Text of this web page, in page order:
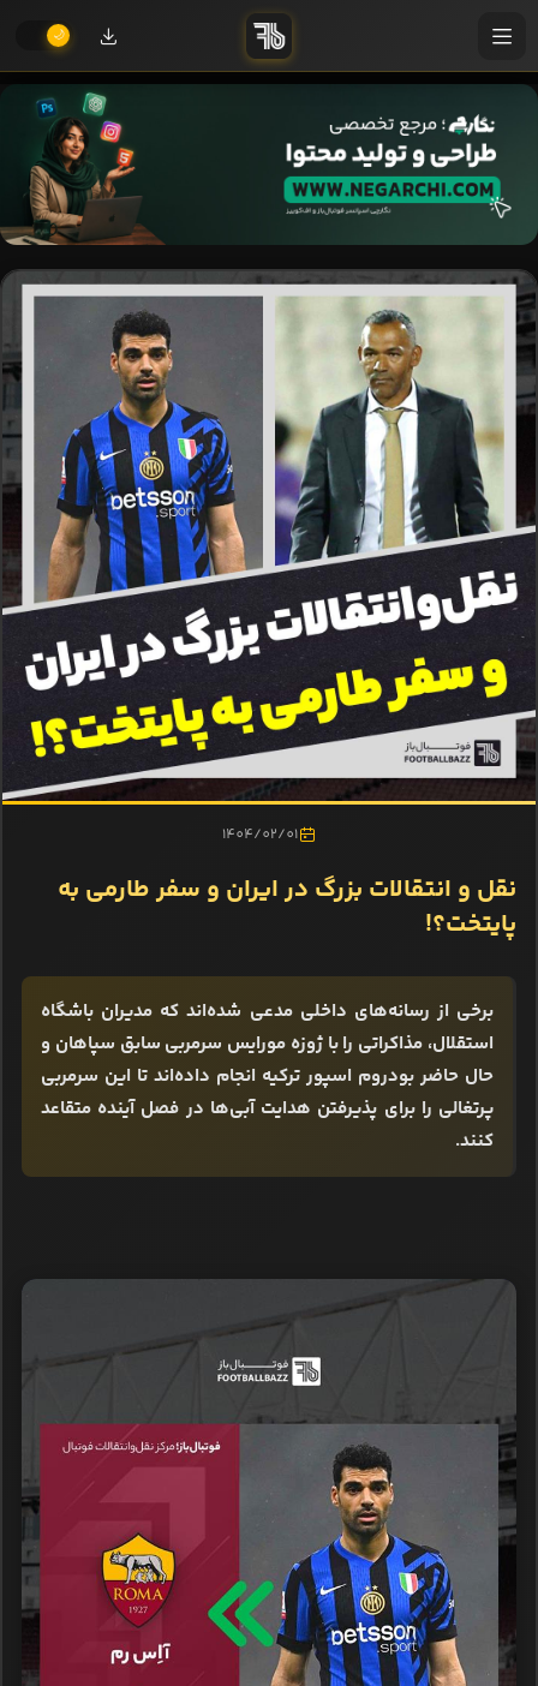
1404/02/01
نقل و انتقالات بزرگ در ایران و سفر طارمی به
پایتخت؟!
برخی از رسانه‌های داخلی مدعی شده‌اند که مدیران باشگاه
استقلال، مذاکراتی را با ژوزه مورایس سرمربی سابق سپاهان و
حال حاضر بودروم اسپور ترکیه انجام داده‌اند تا این سرمربی
پرتغالی را برای پذیرفتن هدایت آبی‌ها در فصل آینده متقاعد
کنند.